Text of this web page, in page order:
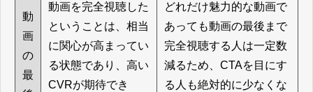
動
画
の
最
動画を完全視聴した
ということは、相当
に関心が高まってい
る状態であり、高い
CVRが期待でき
どれだけ魅力的な動画で
あっても動画の最後まで
完全視聴する人は一定数
減るため、CTAを目にす
る人も絶対的に少なくな